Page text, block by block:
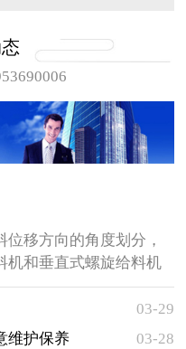
移方向的角度划分，
机和垂直式螺旋给料机
、颗粒状和小块状等松
03-29
维护保养
03-28